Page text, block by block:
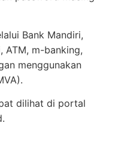
Bank Mandiri,
ATM, m-banking,
menggunakan
dilihat di portal